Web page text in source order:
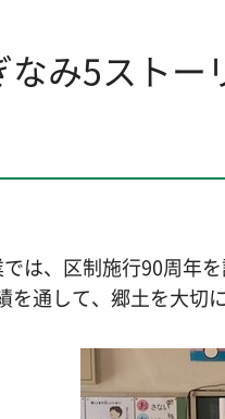
み5スト
は、区制施行90周年
通して、郷土を大切